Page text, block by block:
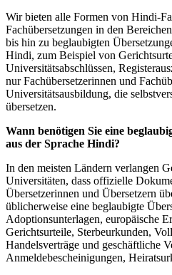
Wir bieten alle Formen von Hindi-
Fachübersetzungen in den
bis hin zu beglaubigten
Hindi, zum Beispiel von
Universitätsabschlüssen,
nur Fachübersetzerinnen und
Universitätsausbildung, die
übersetzen.
Wann benötigen Sie eine
aus der Sprache Hindi?
In den meisten Ländern verlangen
Universitäten, dass offizielle
Übersetzerinnen und Übersetzern
üblicherweise eine beglaubigte
Adoptionsunterlagen, europäische
Gerichtsurteile, Sterbeurkunden,
Handelsverträge und geschäftliche
Anmeldebescheinigungen,